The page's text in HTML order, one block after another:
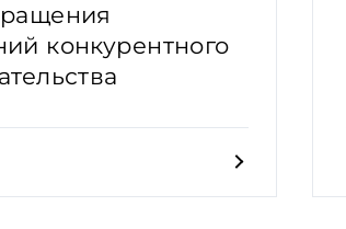
конкурентного